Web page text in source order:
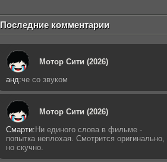
Последние комментарии
Мотор Сити (2026)
анд:че со звуком
Мотор Сити (2026)
Смарти: Ни единого слова в фильме -
попытка неплохая. Смотрится оригинально,
но скучно.